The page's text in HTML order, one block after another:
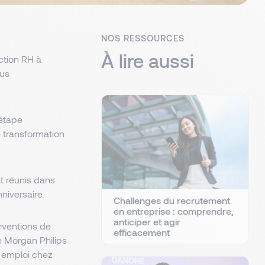
RH à
transformation
réunis dans
de
Morgan Philips
chez
NOS RESSOURCES
À lire aussi
Challenges du recrutement
en entreprise : comprendre,
anticiper et agir
efficacement